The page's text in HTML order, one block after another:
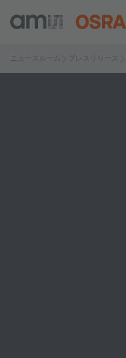
ニュースルーム プレスリリース